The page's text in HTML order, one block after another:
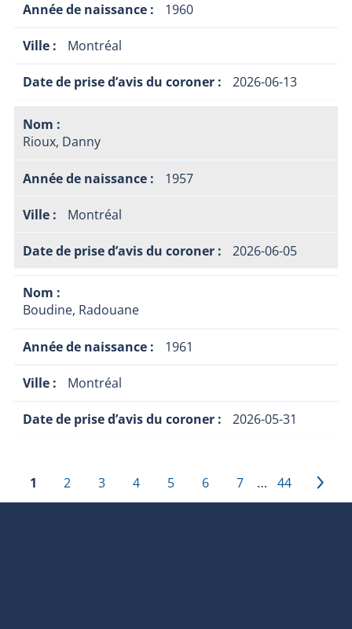
1960
Montréal
2026-06-13
Rioux, Danny
1957
Montréal
2026-06-05
Boudine, Radouane
1961
Montréal
2026-05-31
1 2 3 4 5 6 7 … 44 ›